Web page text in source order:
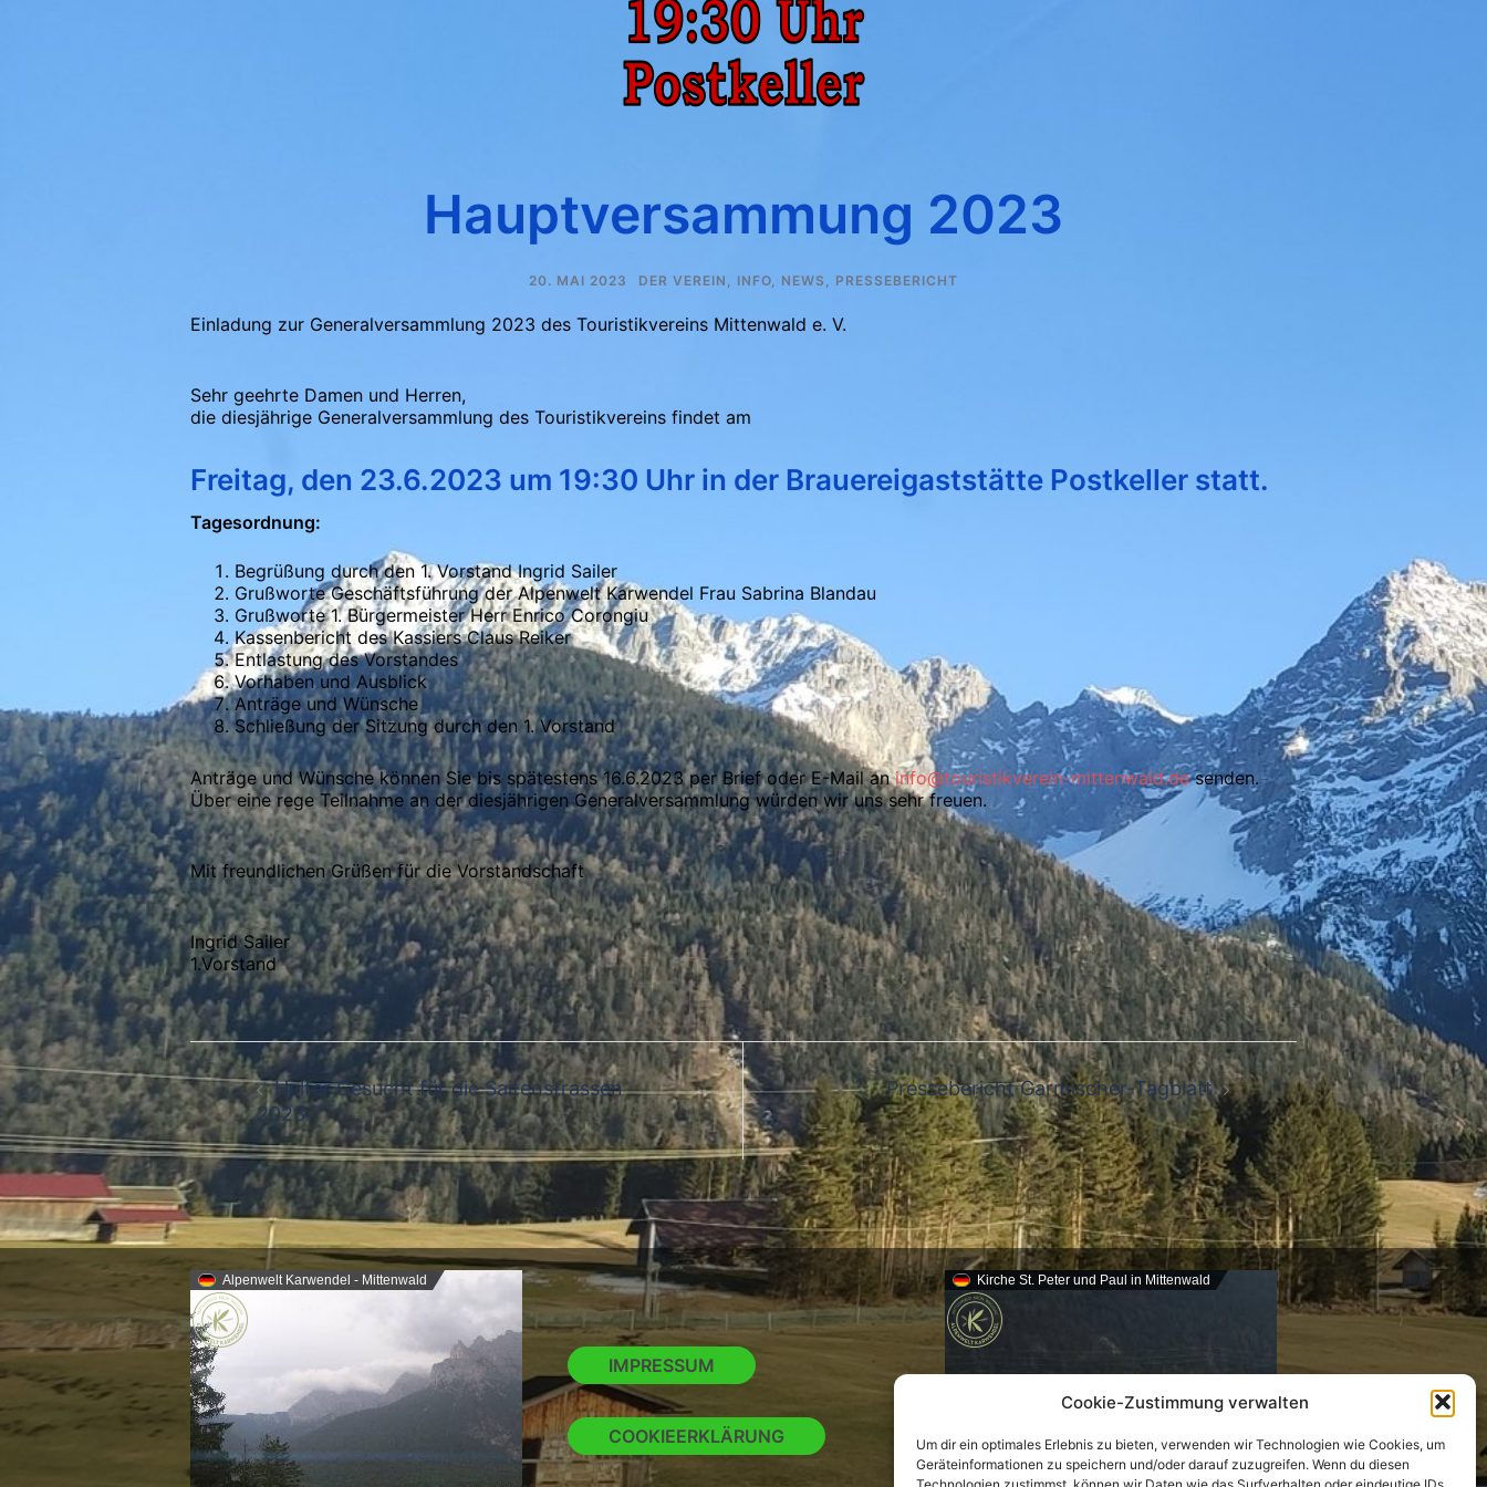
Cookie-Zustimmung verwalten
Um dir ein optimales Erlebnis zu bieten, verwenden wir Technologien wie Cookies, um
Geräteinformationen zu speichern und/oder darauf zuzugreifen. Wenn du diesen
Hauptversammung 2023
20. MAI 2023 DER VEREIN INFO NEWS PRESSEBERICHT
Einladung zur Generalversammlung 2023 des Touristikvereins Mittenwald e. V.
Sehr geehrte Damen und Herren,
die diesjährige Generalversammlung des Touristikvereins findet am
Freitag, den 23.6.2023 um 19:30 Uhr in der Brauereigaststätte Postkeller statt.
Tagesordnung:
Begrüßung durch den 1. Vorstand Ingrid Sailer
Grußworte Geschäftsführung der Alpenwelt Karwendel Frau Sabrina Blandau
Grußworte 1. Bürgermeister Herr Enrico Corongiu
Kassenbericht des Kassiers Claus Reiker
Entlastung des Vorstandes
Vorhaben und Ausblick
Anträge und Wünsche
Schließung der Sitzung durch den 1. Vorstand
Anträge und Wünsche können Sie bis spätestens 16.6.2023 per Brief oder E-Mail aninfo@touristikverein-mittenwald.desenden.
Über eine rege Teilnahme an der diesjährigen Generalversammlung würden wir uns sehr freuen.
Mit freundlichen Grüßen für die Vorstandschaft
Ingrid Sailer
1.Vorstand
Beitragsnavigation
Helfer Gesucht für die Saitenstrassen
2023
Pressebericht Garmischer-Tagblatt
Alpenwelt Karwendel - Mittenwald
IMPRESSUM
COOKIEERKLÄRUNG
Kirche St. Peter und Paul in Mittenwald